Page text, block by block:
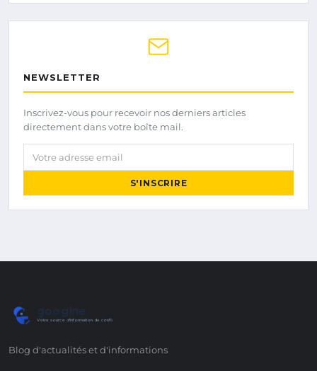
NEWSLETTER
Inscrivez-vous pour recevoir nos derniers articles
directement dans votre boîte mail.
Votre adresse email
S'INSCRIRE
Votre source d'information de confiance
Blog d'actualités et d'informations